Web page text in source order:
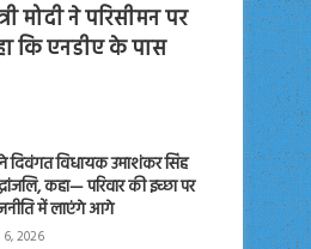
मोदी ने परिसीमन पर
कि एनडीए के पास
दिवंगत विधायक उमाशंकर सिंह
कहा— परिवार की इच्छा पर
में लाएंगे आगे
2026